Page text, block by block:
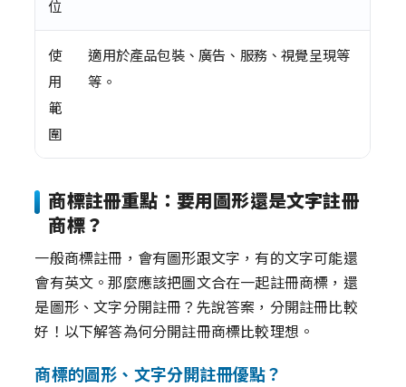
位
使
用
範
圍
適用於產品包裝、廣告、服務、視覺呈現等
等。
商標註冊重點：要用圖形還是文字註冊
商標？
一般商標註冊，會有圖形跟文字，有的文字可能還
會有英文。那麼應該把圖文合在一起註冊商標，還
是圖形、文字分開註冊？先說答案，分開註冊比較
好！以下解答為何分開註冊商標比較理想。
商標的圖形、文字分開註冊優點？